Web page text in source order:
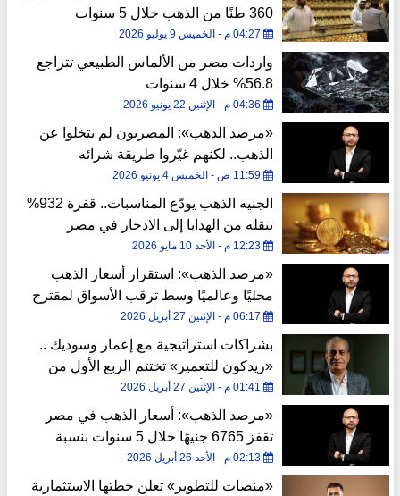
360 طنًا من الذهب خلال 5 سنوات
04:27 م - الخميس 9 يوليو 2026
واردات مصر من الألماس الطبيعي تتراجع
56.8% خلال 4 سنوات
04:36 م - الإثنين 22 يونيو 2026
«مرصد الذهب»: المصريون لم يتخلوا عن
الذهب.. لكنهم غيّروا طريقة شرائه
11:59 ص - الخميس 4 يونيو 2026
الجنيه الذهب يودّع المناسبات.. قفزة 932%
تنقله من الهدايا إلى الادخار في مصر
12:23 م - الأحد 10 مايو 2026
«مرصد الذهب»: استقرار أسعار الذهب
محليًا وعالميًا وسط ترقب الأسواق لمقترح
إيراني وقرارات الفيدرالي
06:17 م - الإثنين 27 أبريل 2026
بشراكات استراتيجية مع إعمار وسوديك ..
«ريدكون للتعمير» تختتم الربع الأول من
2026 بحجم أعمال يتجاوز 10 مليار جنيه
01:41 م - الإثنين 27 أبريل 2026
«مرصد الذهب»: أسعار الذهب في مصر
تقفز 6765 جنيهًا خلال 5 سنوات بنسبة
1289%
02:13 م - الأحد 26 أبريل 2026
«منصات للتطوير» تعلن خطتها الاستثمارية